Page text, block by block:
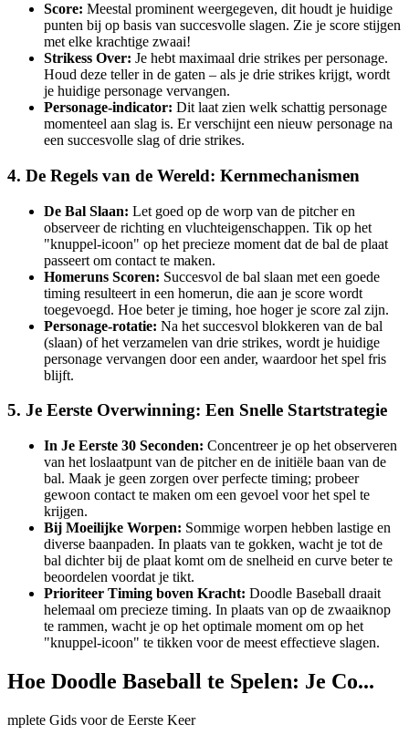
Score: Meestal prominent weergegeven, dit houdt je huidige
punten bij op basis van succesvolle slagen. Zie je score stijgen
met elke krachtige zwaai!
Strikess Over: Je hebt maximaal drie strikes per personage.
Houd deze teller in de gaten – als je drie strikes krijgt, wordt
je huidige personage vervangen.
Personage-indicator: Dit laat zien welk schattig personage
momenteel aan slag is. Er verschijnt een nieuw personage na
een succesvolle slag of drie strikes.
4. De Regels van de Wereld: Kernmechanismen
De Bal Slaan: Let goed op de worp van de pitcher en
observeer de richting en vluchteigenschappen. Tik op het
"knuppel-icoon" op het precieze moment dat de bal de plaat
passeert om contact te maken.
Homeruns Scoren: Succesvol de bal slaan met een goede
timing resulteert in een homerun, die aan je score wordt
toegevoegd. Hoe beter je timing, hoe hoger je score zal zijn.
Personage-rotatie: Na het succesvol blokkeren van de bal
(slaan) of het verzamelen van drie strikes, wordt je huidige
personage vervangen door een ander, waardoor het spel fris
blijft.
5. Je Eerste Overwinning: Een Snelle Startstrategie
In Je Eerste 30 Seconden: Concentreer je op het observeren
van het loslaatpunt van de pitcher en de initiële baan van de
bal. Maak je geen zorgen over perfecte timing; probeer
gewoon contact te maken om een gevoel voor het spel te
krijgen.
Bij Moeilijke Worpen: Sommige worpen hebben lastige en
diverse baanpaden. In plaats van te gokken, wacht je tot de
bal dichter bij de plaat komt om de snelheid en curve beter te
beoordelen voordat je tikt.
Prioriteer Timing boven Kracht: Doodle Baseball draait
helemaal om precieze timing. In plaats van op de zwaaiknop
te rammen, wacht je op het optimale moment om op het
"knuppel-icoon" te tikken voor de meest effectieve slagen.
Hoe Doodle Baseball te Spelen: Je Co...
mplete Gids voor de Eerste Keer